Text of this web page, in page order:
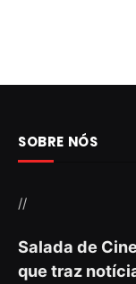
SOBRE NÓS
//
Salada de
que traz